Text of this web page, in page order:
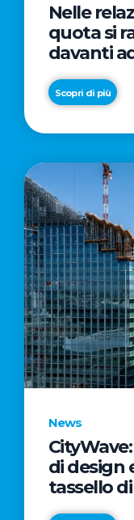
Nelle
quota si
davanti
Scopri di più
News
di design
tassello